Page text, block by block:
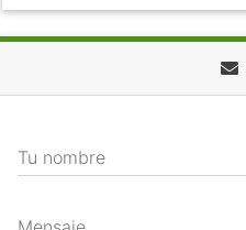
Tu nombre